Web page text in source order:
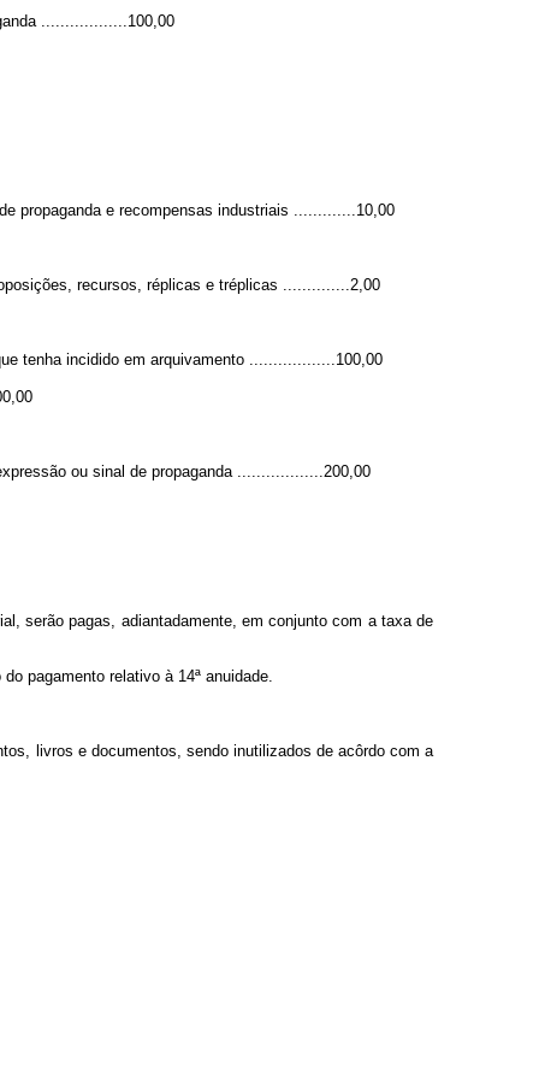
..................100,00
e recompensas industriais .............10,00
recursos, réplicas e tréplicas ..............2,00
tenha incidido em arquivamento ..................100,00
ou sinal de propaganda ..................200,00
serão pagas, adiantadamente, em conjunto com a taxa de
pagamento relativo à 14ª anuidade.
livros e documentos, sendo inutilizados de acôrdo com a